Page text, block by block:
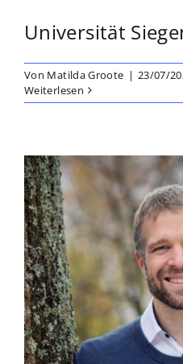
Universität
Von Matilda Groote | 23/07/
Weiterlesen